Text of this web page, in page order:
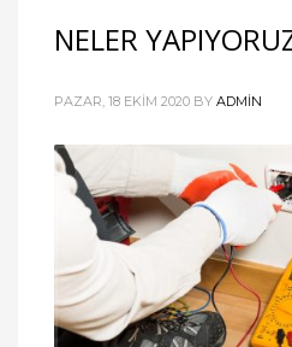
NELER
PAZAR, 18 EKIM 2020 BY ADMIN